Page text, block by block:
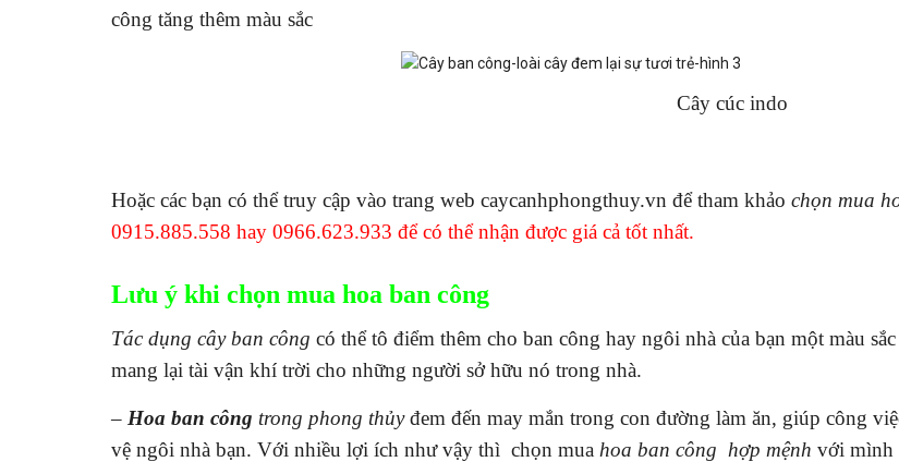
công tăng thêm màu sắc
Cây cúc indo
Hoặc các bạn có thể truy cập vào trang web caycanhphongthuy.vn để tham khảo chọn mua
0915.885.558 hay 0966.623.933 để có thể nhận được giá cả tốt nhất.
Lưu ý khi chọn mua hoa ban công
Tác dụng cây ban công có thể tô điểm thêm cho ban công hay ngôi nhà của bạn một màu
mang lại tài vận khí trời cho những người sở hữu nó trong nhà.
– Hoa ban công trong phong thủyđem đến may mắn trong con đường làm ăn, giúp công
vệ ngôi nhà bạn. Với nhiều lợi ích như vậy thì chọn mua hoa ban công hợp mệnh với mình